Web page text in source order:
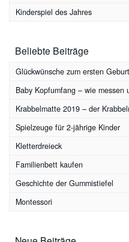
Kinderspiel des Jahres
Beliebte Beiträge
Glückwünsche zum ersten
Baby Kopfumfang – wie messen
Krabbelmatte 2019 – der
Spielzeuge für 2-jährige Kinder
Kletterdreieck
Familienbett kaufen
Geschichte der Gummistiefel
Montessori